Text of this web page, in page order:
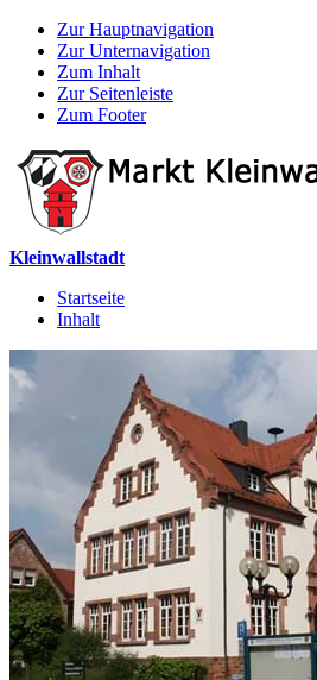
Zur Hauptnavigation
Zur Unternavigation
Zum Inhalt
Zur Seitenleiste
Zum Footer
Kleinwallstadt
Startseite
Inhalt